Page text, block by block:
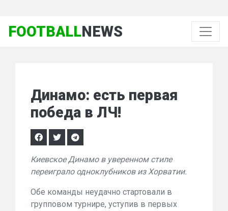
FOOTBALLNEWS
Динамо: есть первая
победа в ЛЧ!
Киевское Динамо в уверенном стиле
переиграло одноклубников из Хорватии.
Обе команды неудачно стартовали в
групповом турнире, уступив в первых